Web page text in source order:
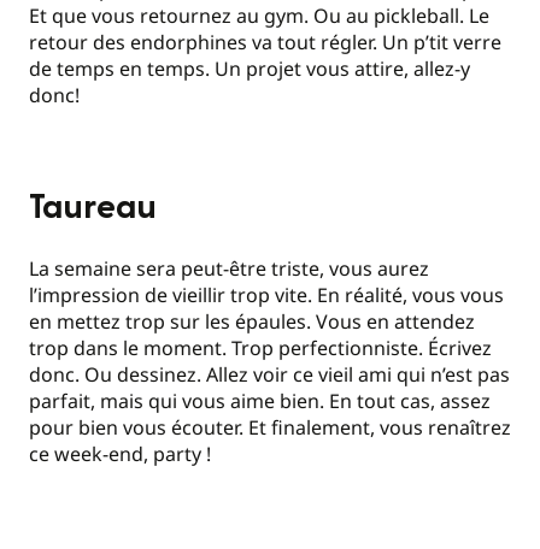
Et que vous retournez au gym. Ou au pickleball. Le
retour des endorphines va tout régler. Un p’tit verre
de temps en temps. Un projet vous attire, allez-y
donc!
Taureau
La semaine sera peut-être triste, vous aurez
l’impression de vieillir trop vite. En réalité, vous vous
en mettez trop sur les épaules. Vous en attendez
trop dans le moment. Trop perfectionniste. Écrivez
donc. Ou dessinez. Allez voir ce vieil ami qui n’est pas
parfait, mais qui vous aime bien. En tout cas, assez
pour bien vous écouter. Et finalement, vous renaîtrez
ce week-end, party !